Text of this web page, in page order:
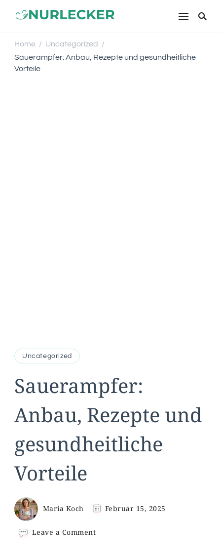
NURLECKER
Einfache & leckere Rezepte für
Home / Uncategorized
/
Sauerampfer: Anbau, Rezepte und gesundheitliche
Vorteile
Uncategorized
Sauerampfer:
Anbau, Rezepte und
gesundheitliche
Vorteile
Maria Koch Februar 15, 2025
Leave a Commenton